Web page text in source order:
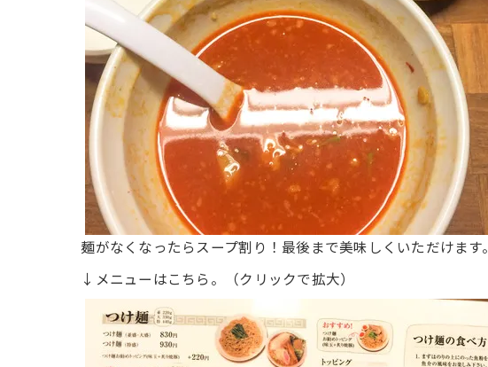
麺がなくなったらスープ割り！最後まで美味しくいただけます。
↓メニューはこちら。（クリックで拡大）